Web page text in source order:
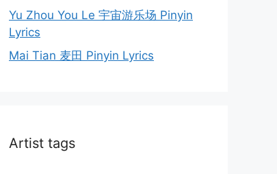
Yu Zhou You Le 宇宙游乐场 Pinyin
Lyrics
Mai Tian 麦田 Pinyin Lyrics
Artist tags